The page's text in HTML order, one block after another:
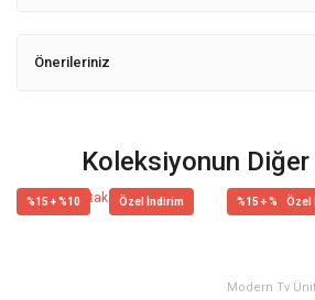
Önerileriniz
Koleksiyonun Diğer
%15 + %10 Özel İndirim %15 + %10Özel
Modern Tv